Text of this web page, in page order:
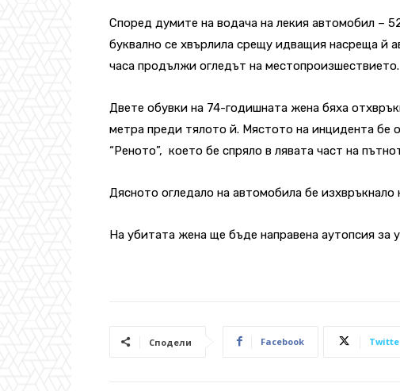
Според думите на водача на лекия автомобил –
буквално се хвърлила срещу идващия насреща й
часа продължи огледът на местопроизшествието.
Двете обувки на 74-годишната жена бяха
метра преди тялото й. Мястото на инцидента бе
“Реното”, което бе спряло в лявата част на
Дясното огледало на автомобила бе изхвръкнало
На убитата жена ще бъде направена аутопсия за
Сподели Facebook